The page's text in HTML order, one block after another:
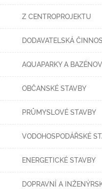
Z CENTROPROJEKTU
DODAVATELSKÁ
AQUAPARKY A
OBČANSKÉ STAVBY
PRŮMYSLOVÉ STAVBY
VODOHOSPODÁŘSKÉ
ENERGETICKÉ STAVBY
DOPRAVNÍ A